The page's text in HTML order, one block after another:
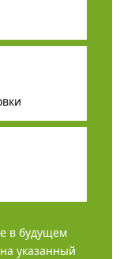
в будущем
указанный